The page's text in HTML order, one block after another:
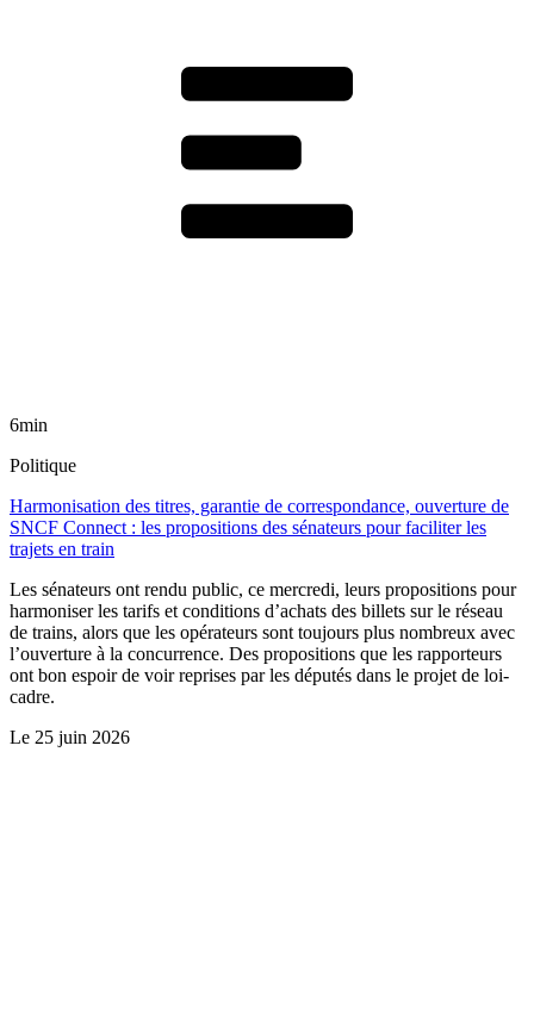
6min
Politique
Harmonisation des titres, garantie de correspondance, ouverture de
SNCF Connect : les propositions des sénateurs pour faciliter les
trajets en train
Les sénateurs ont rendu public, ce mercredi, leurs propositions pour
harmoniser les tarifs et conditions d’achats des billets sur le réseau
de trains, alors que les opérateurs sont toujours plus nombreux avec
l’ouverture à la concurrence. Des propositions que les rapporteurs
ont bon espoir de voir reprises par les députés dans le projet de loi-
cadre.
Le 25 juin 2026